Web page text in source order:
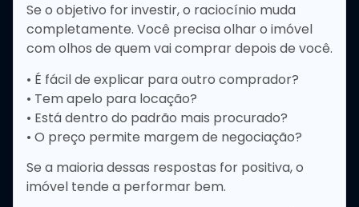
Se o objetivo for investir, o raciocínio muda
completamente. Você precisa olhar o imóvel
com olhos de quem vai comprar depois de você.
• É fácil de explicar para outro comprador?
• Tem apelo para locação?
• Está dentro do padrão mais procurado?
• O preço permite margem de negociação?
Se a maioria dessas respostas for positiva, o
imóvel tende a performar bem.